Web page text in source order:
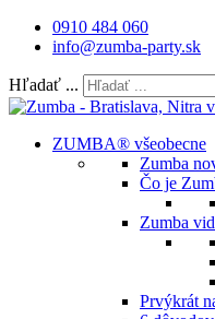
0910 484 060
info@zumba-party.sk
Hľadať ...
ZUMBA® všeobecne
Zumba
Čo je
Zumba
Prvýkrát